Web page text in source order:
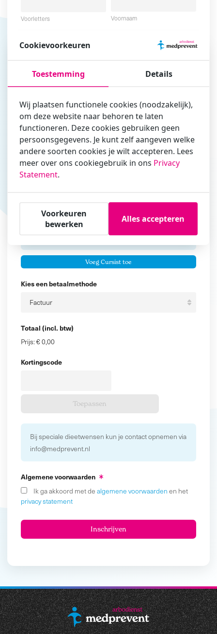
Voorletters Voornaam
Tussenvoegsel Achternaam
E-mailadres
Vul hier bij voorkeur het e-mailadres in waarmee je
zakelijk/administratief correspondeert
Is de contactpersoon ook een cursist?
Ja
Nee
Cursisten
Voeg cursisten toe
Voornaam
Tussenvoegsel
Voeg Cursist toe
Kies een betaalmethode
Totaal (incl. btw)
Prijs: € 0,00
Kortingscode
Bij speciale dieetwensen kun je contact opnemen via
info@medprevent.nl
Algemene voorwaarden
Ik ga akkoord met de algemene voorwaarden en het
privacy statement
Cookievoorkeuren
Toestemming Details
Wij plaatsen functionele cookies (noodzakelijk),
om deze website naar behoren te laten
functioneren. Deze cookies gebruiken geen
persoonsgegevens. Je kunt zelf aangeven welke
andere soorten cookies je wilt accepteren. Lees
meer over ons cookiegebruik in ons Privacy
Statement.
Voorkeuren
bewerken
Alles accepteren